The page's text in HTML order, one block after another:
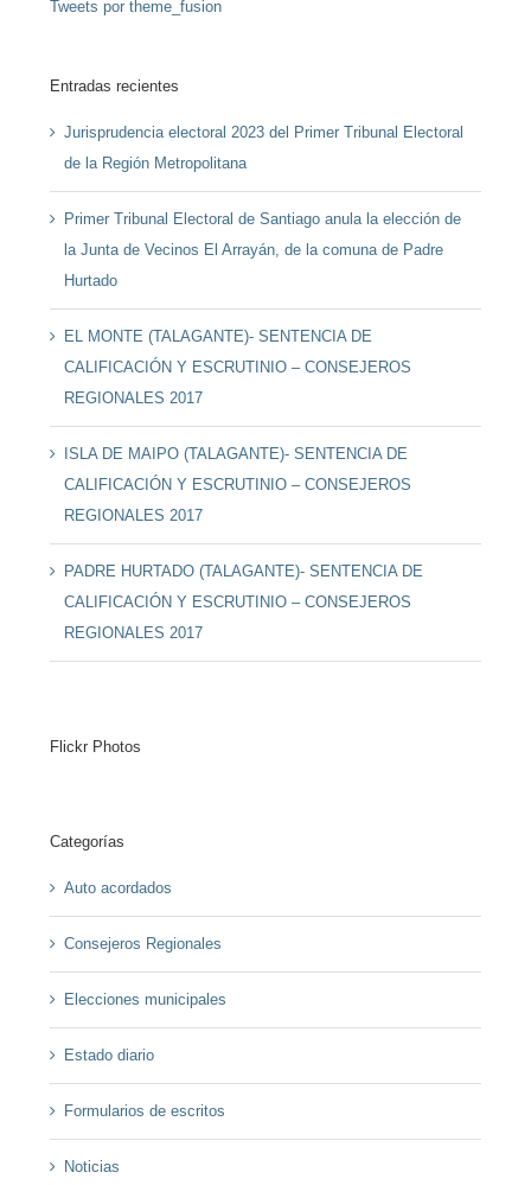
Tweets por theme_fusion
Entradas recientes
Jurisprudencia electoral 2023 del Primer Tribunal Electoral
de la Región Metropolitana
Primer Tribunal Electoral de Santiago anula la elección de
la Junta de Vecinos El Arrayán, de la comuna de Padre
Hurtado
EL MONTE (TALAGANTE)- SENTENCIA DE
CALIFICACIÓN Y ESCRUTINIO – CONSEJEROS
REGIONALES 2017
ISLA DE MAIPO (TALAGANTE)- SENTENCIA DE
CALIFICACIÓN Y ESCRUTINIO – CONSEJEROS
REGIONALES 2017
PADRE HURTADO (TALAGANTE)- SENTENCIA DE
CALIFICACIÓN Y ESCRUTINIO – CONSEJEROS
REGIONALES 2017
Flickr Photos
Categorías
Auto acordados
Consejeros Regionales
Elecciones municipales
Estado diario
Formularios de escritos
Noticias